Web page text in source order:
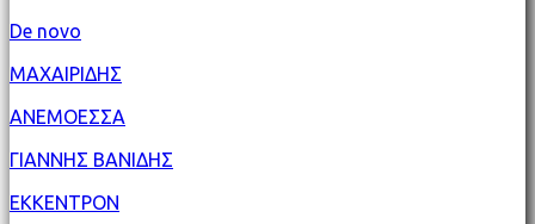
De novo
ΜΑΧΑΙΡΙΔΗΣ
ΑΝΕΜΟΕΣΣΑ
ΓΙΑΝΝΗΣ ΒΑΝΙΔΗΣ
ΕΚΚΕΝΤΡΟΝ